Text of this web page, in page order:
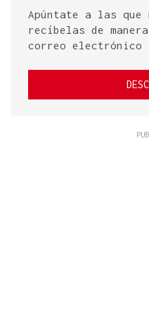
Apúntate a las que
recíbelas de
correo electrónico